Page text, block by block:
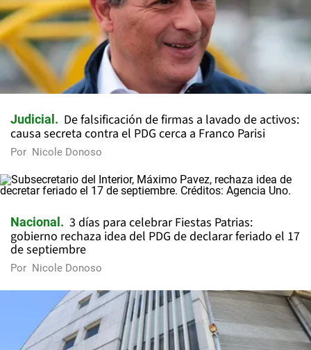
Judicial
De falsificación de firmas a lavado de activos:
causa secreta contra el PDG cerca a Franco Parisi
Por Nicole Donoso
Nacional
3 días para celebrar Fiestas Patrias:
gobierno rechaza idea del PDG de declarar feriado el 17
de septiembre
Por Nicole Donoso